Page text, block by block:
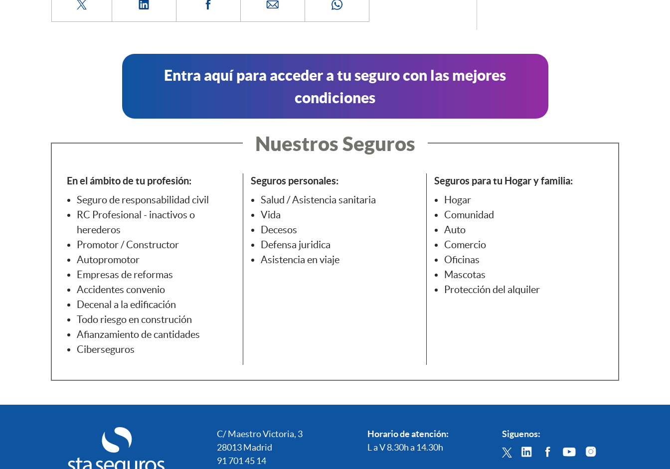
Entra aquí para acceder a tu seguro con las mejores
condiciones
Nuestros Seguros
En el ámbito de tu profesión:
Seguro de responsabilidad civil
RC Profesional - inactivos o
herederos
Promotor / Constructor
Autopromotor
Empresas de reformas
Accidentes convenio
Decenal a la edificación
Todo riesgo en construción
Afianzamiento de cantidades
Ciberseguros
Seguros personales:
Salud / Asistencia sanitaria
Vida
Decesos
Defensa juridica
Asistencia en viaje
Seguros para tu Hogar y familia:
Hogar
Comunidad
Auto
Comercio
Oficinas
Mascotas
Protección del alquiler
C/ Maestro Victoria, 3
28013 Madrid
91 701 45 14
Horario de atención:
L a V 8.30h a 14.30h
Siguenos: